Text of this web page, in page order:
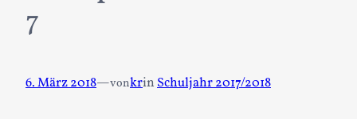
7
6. März 2018—vonkrin Schuljahr 2017/2018